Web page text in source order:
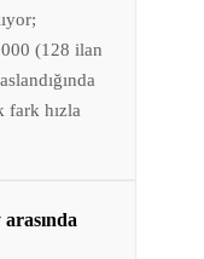
(128 ilan
fark hızla